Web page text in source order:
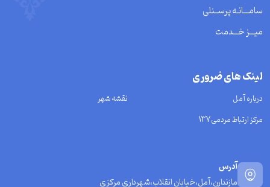
سامـــانـه پرســنلی
میـــز خـــدمت
لینک های ضروری
درباره آمل
نقشه شهر
مرکز ارتباط مردمی137
آدرس
مازندارن،آمل،خیابان انقلاب،شهرداری مرکزی